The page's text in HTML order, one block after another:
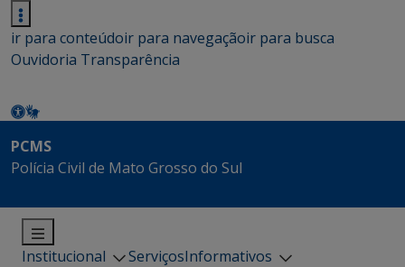
ir para conteúdoir para navegaçãoir para busca
Ouvidoria Transparência
PCMS
Polícia Civil de Mato Grosso do Sul
Institucional ServiçosInformativos